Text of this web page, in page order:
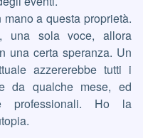
a questa proprietà.
una sola voce, allora
una certa speranza. Un
azzererebbe tutti i
da qualche mese, ed
professionali. Ho la